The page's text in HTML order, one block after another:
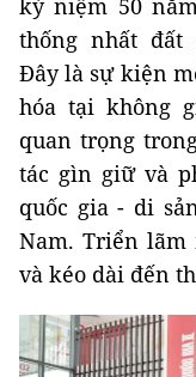
kỷ niệm 50
thống nhất đất
Đây là sự kiện
hóa tại không
quan trọng
tác gìn giữ và
quốc gia - di
Nam. Triển lãm
và kéo dài đến